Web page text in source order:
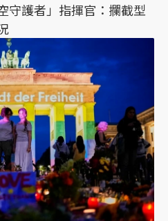
守護者」指揮官：攔截型